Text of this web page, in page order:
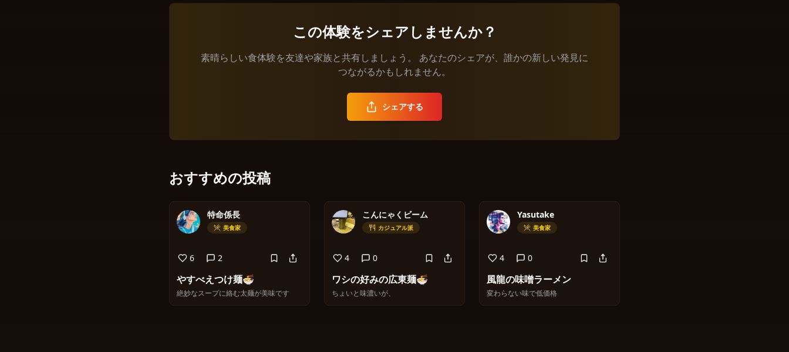
この体験をシェアしませんか？
素晴らしい食体験を友達や家族と共有しましょう。 あなたのシェアが、誰かの新しい発見に
つながるかもしれません。
シェアする
おすすめの投稿
特命係長
美食家
6 2
やすべえつけ麺🍜
絶妙なスープに絡む太麺が美味です
こんにゃくビーム
カジュアル派
4 0
ワシの好みの広東麺🍜
ちょいと味濃いが、
Yasutake
美食家
4 0
風龍の味噌ラーメン
変わらない味で低価格